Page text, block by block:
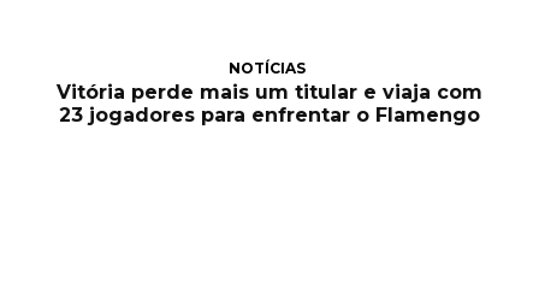
NOTÍCIAS
Vitória perde mais um titular e viaja com
23 jogadores para enfrentar o Flamengo